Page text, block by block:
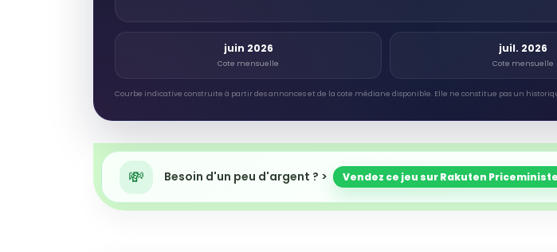
juin 2026
Cote mensuelle
juil. 2026
Cote mensuelle
Courbe indicative construite à partir des annonces et de la cote médiane disponible. Elle ne constitue pas un
Besoin d'un peu d'argent ? > Vendez ce jeu sur Rakuten